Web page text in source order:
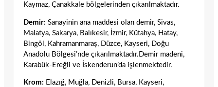
Kaymaz, Çanakkale bölgelerinden çıkarılmaktadır.
Demir: Sanayinin ana maddesi olan demir, Sivas,
Malatya, Sakarya, Balıkesir, İzmir, Kütahya, Hatay,
Bingöl, Kahramanmaraş, Düzce, Kayseri, Doğu
Anadolu Bölgesi’nde çıkarılmaktadır.Demir madeni,
Karabük-Ereğli ve İskenderun’da işlenmektedir.
Krom: Elazığ, Muğla, Denizli, Bursa, Kayseri,